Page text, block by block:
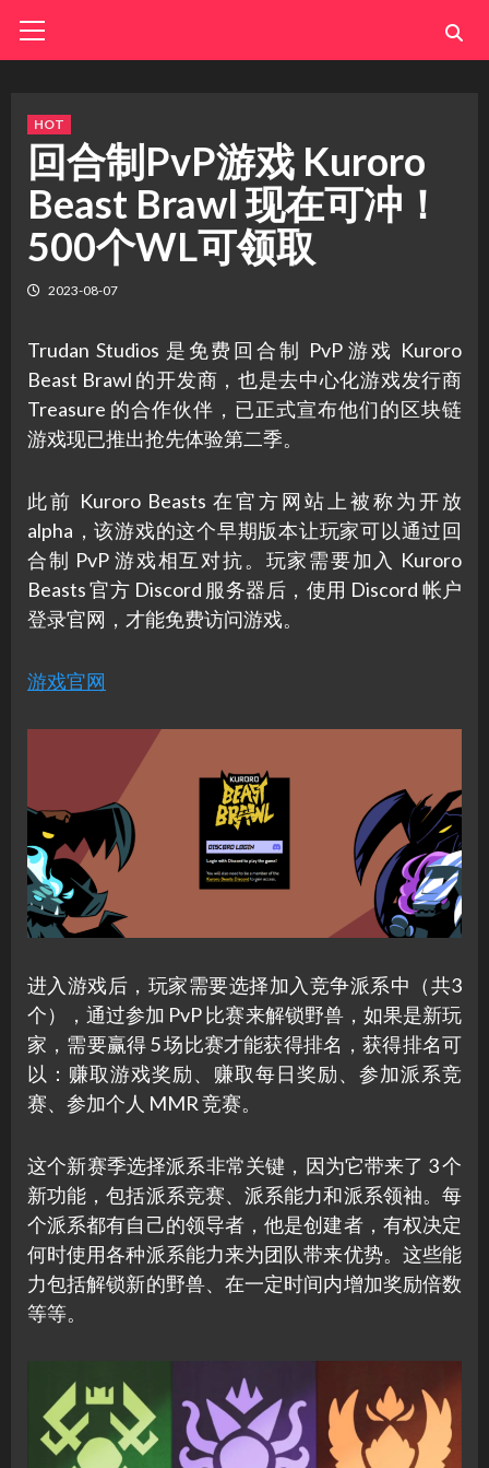
Menu
HOT
回合制PvP游戏 Kuroro
Beast Brawl 现在可冲！
500个WL可领取
2023-08-07
Trudan Studios 是免费回合制 PvP 游戏 Kuroro
Beast Brawl 的开发商，也是去中心化游戏发行商
Treasure 的合作伙伴，已正式宣布他们的区块链
游戏现已推出抢先体验第二季。
此前 Kuroro Beasts 在官方网站上被称为开放
alpha，该游戏的这个早期版本让玩家可以通过回
合制 PvP 游戏相互对抗。玩家需要加入 Kuroro
Beasts 官方 Discord 服务器后，使用 Discord 帐户
登录官网，才能免费访问游戏。
游戏官网
进入游戏后，玩家需要选择加入竞争派系中（共3
个），通过参加 PvP 比赛来解锁野兽，如果是新玩
家，需要赢得 5 场比赛才能获得排名，获得排名可
以：赚取游戏奖励、赚取每日奖励、参加派系竞
赛、参加个人 MMR 竞赛。
这个新赛季选择派系非常关键，因为它带来了 3 个
新功能，包括派系竞赛、派系能力和派系领袖。每
个派系都有自己的领导者，他是创建者，有权决定
何时使用各种派系能力来为团队带来优势。这些能
力包括解锁新的野兽、在一定时间内增加奖励倍数
等等。